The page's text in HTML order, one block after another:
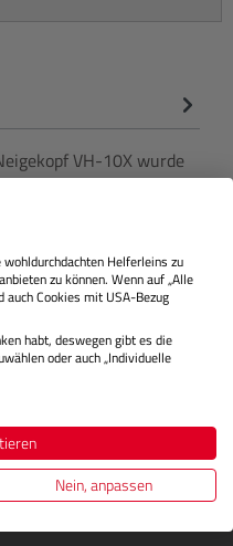
VH-10X wurde
bis 4 kg entwickelt.
Helferleins zu
zu können. Wenn auf „Alle
Cookies mit USA-Bezug
habt, deswegen gibt es die
oder auch „Individuelle
Nein, anpassen